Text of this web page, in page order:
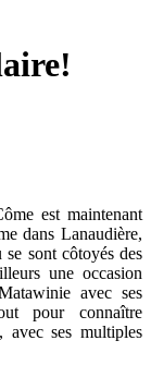
est maintenant
dans Lanaudière,
sont côtoyés des
une occasion
avec ses
pour connaître
avec ses multiples